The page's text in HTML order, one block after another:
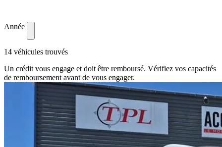
Année
14 véhicules trouvés
Un crédit vous engage et doit être remboursé. Vérifiez vos capacités
de remboursement avant de vous engager.